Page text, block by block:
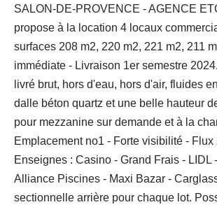
SALON-DE-PROVENCE - AGENCE
propose à la location 4 locaux
surfaces 208 m2, 220 m2, 221 m2, 211
immédiate - Livraison 1er semestre
livré brut, hors d'eau, hors d'air, fluides
dalle béton quartz et une belle hauteur
pour mezzanine sur demande et à la
Emplacement no1 - Forte visibilité -
Enseignes : Casino - Grand Frais - LIDL
Alliance Piscines - Maxi Bazar -
sectionnelle arrière pour chaque lot.